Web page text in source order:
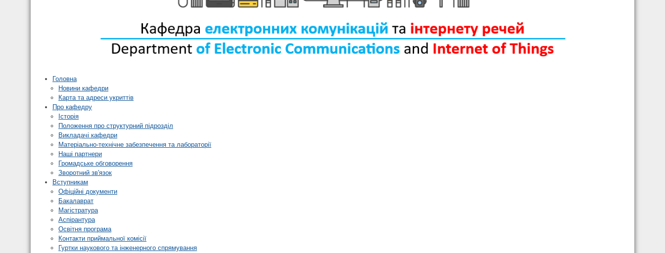
Головна
Новини кафедри
Карта та адреси укриттів
Про кафедру
Історія
Положення про структурний підрозділ
Викладачі кафедри
Матеріально-технічне забезпечення та лабораторії
Наші партнери
Громадське обговорення
Зворотний зв'язок
Вступникам
Офіційні документи
Бакалаврат
Магістратура
Аспірантура
Освітня програма
Контакти приймальної комісії
Гуртки наукового та інженерного спрямування